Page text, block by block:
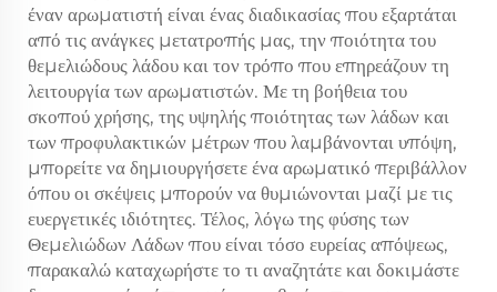
έναν αρωματιστή είναι ένας διαδικασίας που εξαρτάται
από τις ανάγκες μετατροπής μας, την ποιότητα του
θεμελιώδους λάδου και τον τρόπο που επηρεάζουν τη
λειτουργία των αρωματιστών. Με τη βοήθεια του
σκοπού χρήσης, της υψηλής ποιότητας των λάδων και
των προφυλακτικών μέτρων που λαμβάνονται υπόψη,
μπορείτε να δημιουργήσετε ένα αρωματικό περιβάλλον
όπου οι σκέψεις μπορούν να θυμιώνονται μαζί με τις
ευεργετικές ιδιότητες. Τέλος, λόγω της φύσης των
Θεμελιώδων Λάδων που είναι τόσο ευρείας απόψεως,
παρακαλώ καταχωρήστε το τι αναζητάτε και δοκιμάστε